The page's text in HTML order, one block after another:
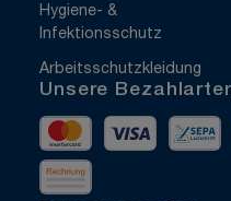
Hygiene- &
Infektionsschutz
Arbeitsschutzkleidung
Unsere
MastercardVisa
Rechnung